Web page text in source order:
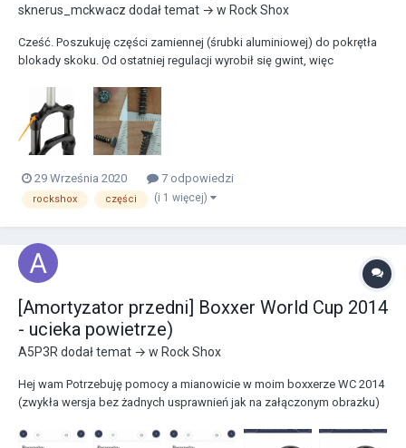
sknerus_mckwacz dodał temat → w Rock Shox
Cześć. Poszukuję części zamiennej (śrubki aluminiowej) do pokrętła
blokady skoku. Od ostatniej regulacji wyrobił się gwint, więc
pomysł kupowania całego elementu, ponieważ ten posiadany przeze
mnie jest sprawny. Rozumiem zamysł producen...
29 Września 2020 7 odpowiedzi
rockshox części (i 1 więcej)
[Amortyzator przedni] Boxxer World Cup 2014
- ucieka powietrze)
A5P3R dodał temat → w Rock Shox
Hej wam Potrzebuję pomocy a mianowicie w moim boxxerze WC 2014
(zwykła wersja bez żadnych usprawnień jak na załączonym obrazku)
miejscu gdzie narysowałem i teraz pytanie: czy da się sam ten